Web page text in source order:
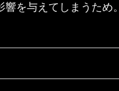
を与えてしまうため。